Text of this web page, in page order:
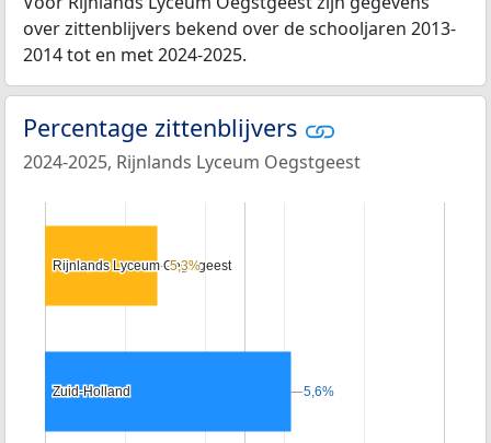
over zittenblijvers bekend over de schooljaren 2013-
2014 tot en met 2024-2025.
Percentage zittenblijvers
2024-2025, Rijnlands Lyceum Oegstgeest
Rijnlands Lyceum Oegstgeest
Rijnlands Lyceum Oegstgeest
Zuid-Holland
Zuid-Holland
5,3%
5,3%
5,6%
5,6%